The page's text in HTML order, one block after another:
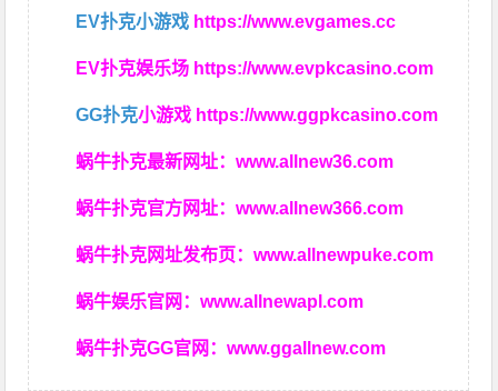
EV扑克小游戏 https://www.evgames.cc
EV扑克娱乐场 https://www.evpkcasino.com
GG扑克小游戏 https://www.ggpkcasino.com
蜗牛扑克最新网址：www.allnew36.com
蜗牛扑克官方网址：www.allnew366.com
蜗牛扑克网址发布页：www.allnewpuke.com
蜗牛娱乐官网：www.allnewapl.com
蜗牛扑克GG官网：www.ggallnew.com